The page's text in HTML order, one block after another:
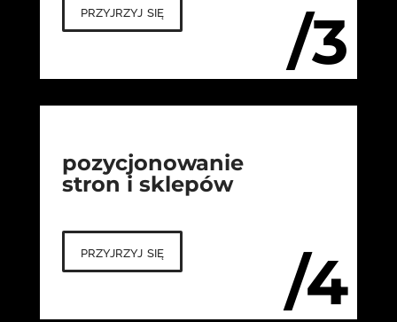
/3
przyjrzyj się
/4
pozycjonowanie
stron i sklepów
przyjrzyj się